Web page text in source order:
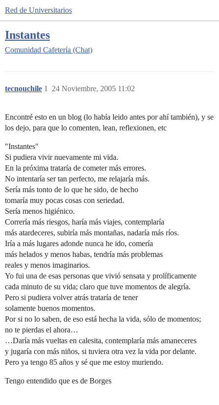
Red de Universitarios
Instantes
Comunidad Cafetería (Chat)
tecnouchile 24 Noviembre, 2005 11:02
1
Encontré esto en un blog (lo había leido antes por ahí también), y se
los dejo, para que lo comenten, lean, reflexionen, etc
"Instantes"
Si pudiera vivir nuevamente mi vida.
En la próxima trataría de cometer más errores.
No intentaría ser tan perfecto, me relajaría más.
Sería más tonto de lo que he sido, de hecho
tomaría muy pocas cosas con seriedad.
Sería menos higiénico.
Correría más riesgos, haría más viajes, contemplaría
más atardeceres, subiría más montañas, nadaría más ríos.
Iría a más lugares adonde nunca he ido, comería
más helados y menos habas, tendría más problemas
reales y menos imaginarios.
Yo fui una de esas personas que vivió sensata y prolíficamente
cada minuto de su vida; claro que tuve momentos de alegría.
Pero si pudiera volver atrás trataría de tener
solamente buenos momentos.
Por si no lo saben, de eso está hecha la vida, sólo de momentos;
no te pierdas el ahora…
…Daría más vueltas en calesita, contemplaría más amaneceres
y jugaría con más niños, si tuviera otra vez la vida por delante.
Pero ya tengo 85 años y sé que me estoy muriendo.
Tengo entendido que es de Borges